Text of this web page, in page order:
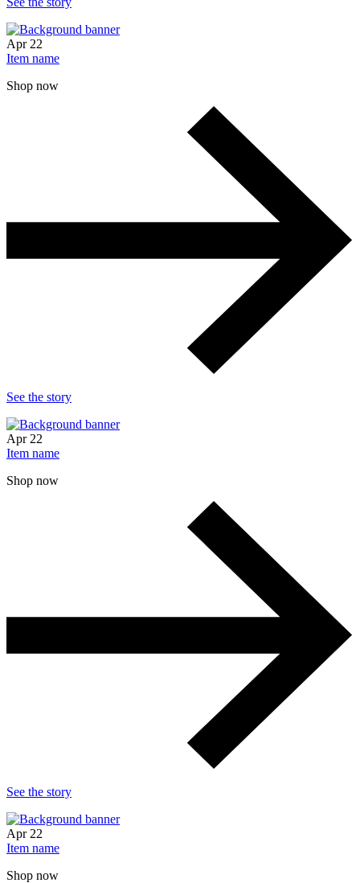
Apr 22
Item name
Shop now
See the story
Apr 22
Item name
Shop now
See the story
Apr 22
Item name
Shop now